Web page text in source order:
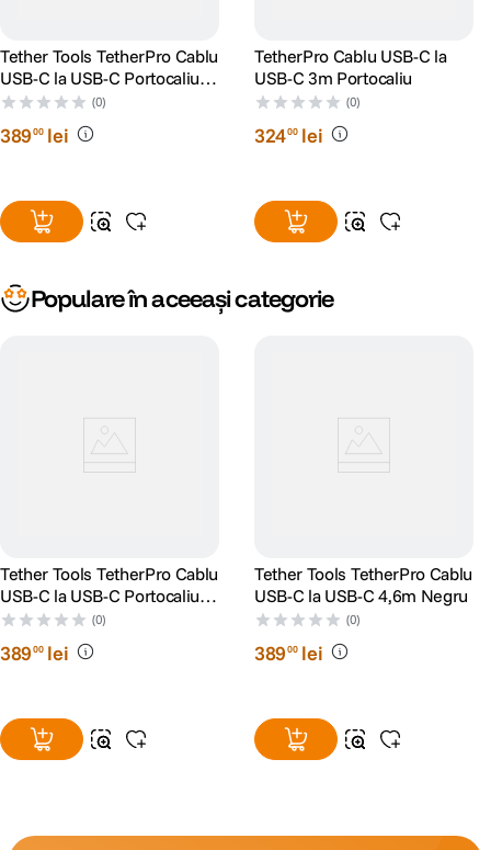
Tether Tools TetherPro Cablu
USB-C la USB-C Portocaliu
4.6M
(0)
38900 lei
TetherPro Cablu USB-C la
USB-C 3m Portocaliu
(0)
32400 lei
Populare în aceeași categorie
Tether Tools TetherPro Cablu
USB-C la USB-C Portocaliu
4.6M
(0)
38900 lei
Tether Tools TetherPro Cablu
USB-C la USB-C 4,6m Negru
(0)
38900 lei